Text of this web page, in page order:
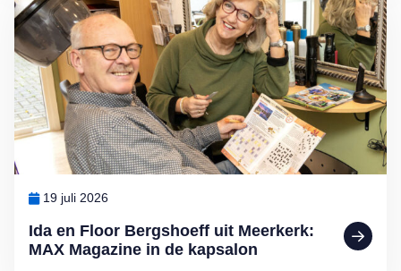
Ida en Floor Bergshoeff uit Meerkerk:
MAX Magazine in de kapsalon
19 juli 2026